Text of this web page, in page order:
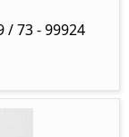
/ 73 - 99924